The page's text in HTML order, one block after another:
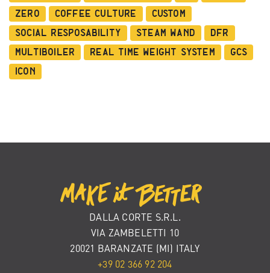
Zero
Coffee Culture
Custom
Social Resposability
Steam Wand
DFR
Multiboiler
Real Time Weight System
GCS
ICON
DALLA CORTE S.R.L.
VIA ZAMBELETTI 10
20021 BARANZATE (MI) ITALY
+39 02 366 92 204